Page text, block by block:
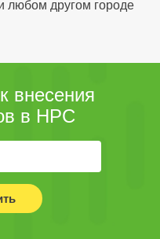
любом другом городе
внесения
в НРС